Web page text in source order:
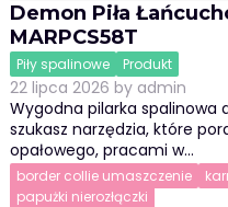
Demon Piła
MARPCS58T
Piły spalinowe Produkt
22 lipca 2026 by admin
Wygodna pilarka spalinowa
szukasz narzędzia, które
opałowego, pracami w…
border collie umaszczenie
papużki nierozłączki